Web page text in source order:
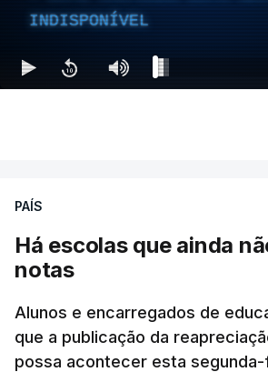
INDISPONÍVEL
PAÍS
Há escolas que ainda
notas
Alunos e encarregados de
que a publicação da
possa acontecer esta